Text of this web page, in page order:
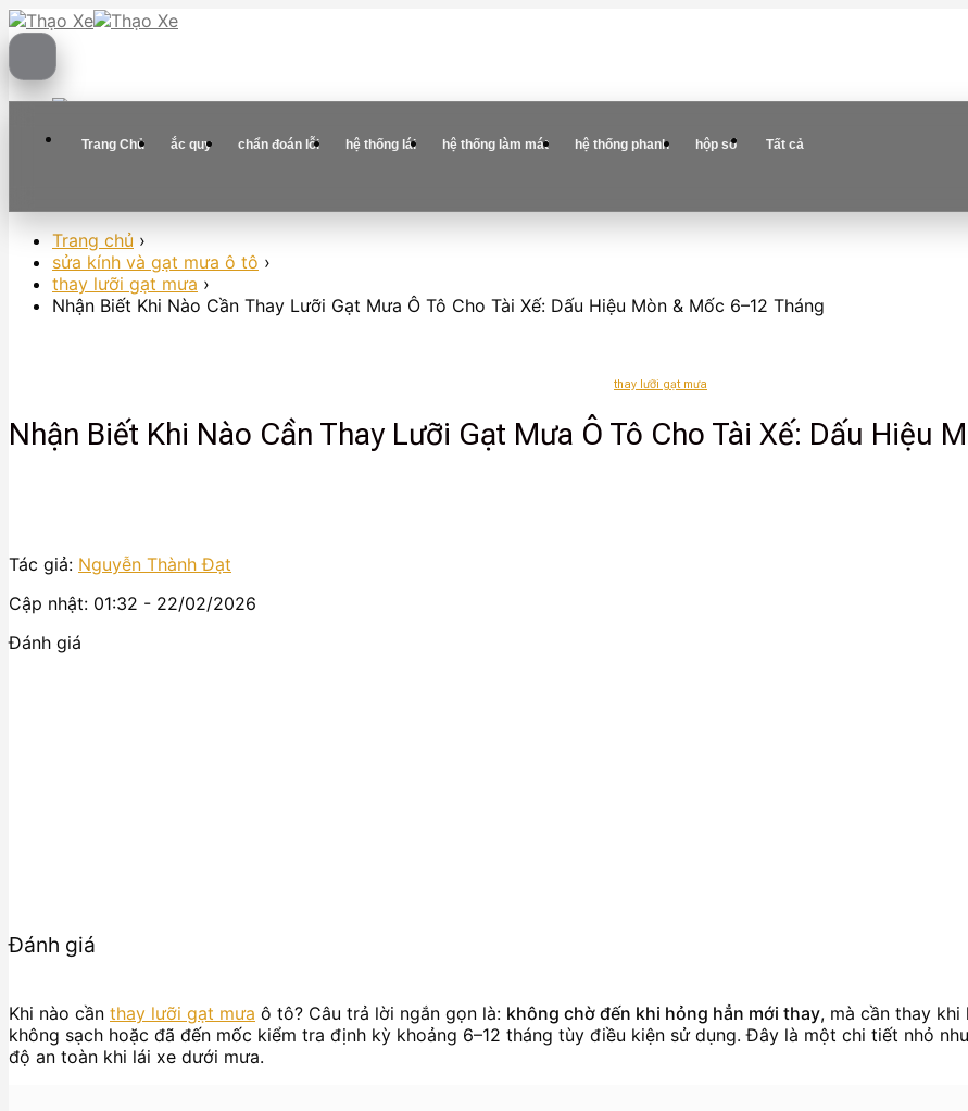
Skip
to
Trang Chủ ắc quy chẩn đoán lỗi hệ thống lái hệ thống làm mát hệ thống phanh hộp số Tất cả
Trang chủ ›
sửa kính và gạt mưa ô tô ›
thay lưỡi gạt mưa ›
Nhận Biết Khi Nào Cần Thay Lưỡi Gạt Mưa Ô Tô Cho Tài Xế: Dấu Hiệu Mòn & Mốc 6–12 Tháng
thay lưỡi gạt mưa
Nhận Biết Khi Nào Cần Thay Lưỡi Gạt Mưa Ô Tô Cho Tài Xế: Dấu Hiệu
Tác giả: Nguyễn Thành Đạt
Cập nhật: 01:32 - 22/02/2026
Đánh giá
Đánh giá
Khi nào cần thay lưỡi gạt mưa ô tô? Câu trả lời ngắn gọn là: không chờ đến khi hỏng hẳn mới thay, mà cần thay
không sạch hoặc đã đến mốc kiểm tra định kỳ khoảng 6–12 tháng tùy điều kiện sử dụng. Đây là một chi tiết nhỏ
độ an toàn khi lái xe dưới mưa.